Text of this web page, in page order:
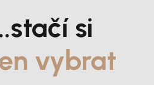
si
vybrat